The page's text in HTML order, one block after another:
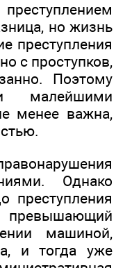
но жизнь
преступления
с проступков,
Поэтому
малейшими
менее важна,
Однако
преступления
машиной,
и тогда уже